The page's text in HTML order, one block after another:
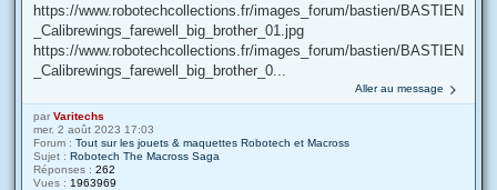
https://www.robotechcollections.fr/images_forum/bastien/BASTIEN
_Calibrewings_farewell_big_brother_01.jpg
https://www.robotechcollections.fr/images_forum/bastien/BASTIEN
_Calibrewings_farewell_big_brother_0...
Aller au message
par Varitechs
mer. 2 août 2023 17:03
Forum : Tout sur les jouets & maquettes Robotech et Macross
Sujet : Robotech The Macross Saga
Réponses : 262
Vues : 1963969